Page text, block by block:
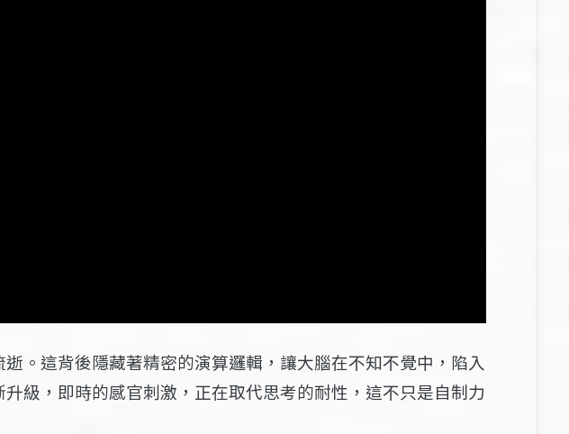
。這背後隱藏著精密的演算邏輯，讓大腦在不知不覺中，陷入
級，即時的感官刺激，正在取代思考的耐性，這不只是自制力